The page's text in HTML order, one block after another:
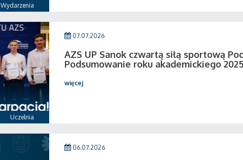
Wydarzenia
Uczelnia
07.07.2026
AZS UP Sanok czwartą siłą sportową
Podsumowanie roku akademickiego
więcej
06.07.2026